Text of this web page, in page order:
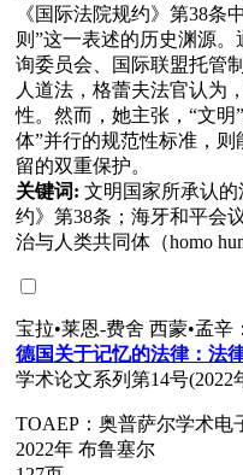
《国际法院规约》第38条
则”这一表述的历史渊源
询委员会、国际联盟托管
人道法，格蕾夫法官认为
性。然而，她主张，“文明
体”并行的规范性标准，
留的双重保护。
关键词: 文明国家所承认
约》第38条；海牙和平会
治与人类共同体（homo
宝拉•莱恩-费舍 西蒙•孟辛：
德国关于记忆的法律：法
学术论文系列第14号(2022
TOAEP：奥普萨尔学术电
2022年 布鲁塞尔